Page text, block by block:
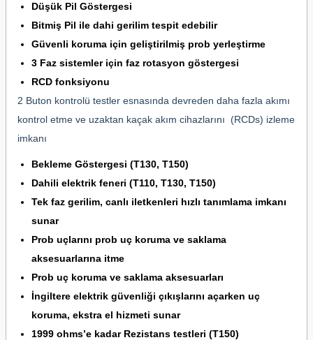
Düşük Pil Göstergesi
Bitmiş Pil ile dahi gerilim tespit edebilir
Güvenli koruma için geliştirilmiş prob yerleştirme
3 Faz sistemler için faz rotasyon göstergesi
RCD fonksiyonu
2 Buton kontrolü testler esnasında devreden daha fazla akımı
kontrol etme ve uzaktan kaçak akım cihazlarını (RCDs) izleme
imkanı
Bekleme Göstergesi (T130, T150)
Dahili elektrik feneri (T110, T130, T150)
Tek faz gerilim, canlı iletkenleri hızlı tanımlama imkanı
sunar
Prob uçlarını prob uç koruma ve saklama
aksesuarlarına itme
Prob uç koruma ve saklama aksesuarları
İngiltere elektrik güvenliği çıkışlarını açarken uç
koruma, ekstra el hizmeti sunar
1999 ohms’e kadar Rezistans testleri (T150)